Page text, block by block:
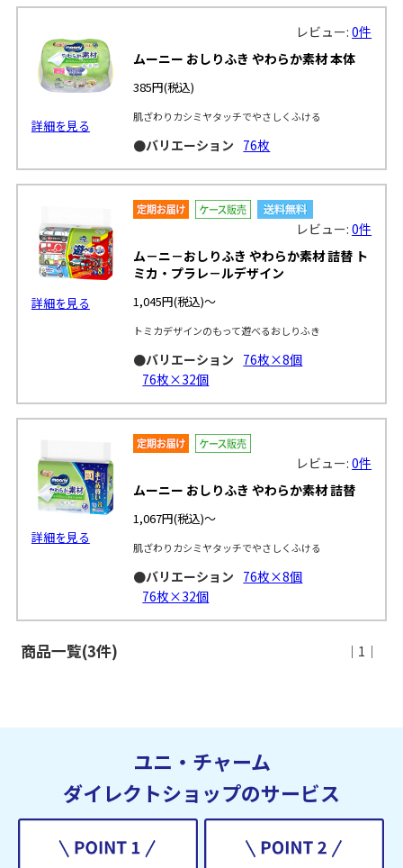
詳細を見る
レビュー:0件
ムーニー おしりふき やわらか素材 本体
385円(税込)
肌ざわりカシミヤタッチでやさしくふける
●バリエーション 76枚
詳細を見る
レビュー:0件
ム－ニ－おしりふき やわらか素材 詰替 ト
ミカ・プラレ－ルデザイン
1,045円(税込)～
トミカデザインのもって遊べるおしりふき
●バリエーション 76枚×8個
76枚×32個
詳細を見る
レビュー:0件
ムーニー おしりふき やわらか素材 詰替
1,067円(税込)～
肌ざわりカシミヤタッチでやさしくふける
●バリエーション 76枚×8個
76枚×32個
商品一覧(3件) ｜1｜
ユニ・チャーム
ダイレクトショップのサービス